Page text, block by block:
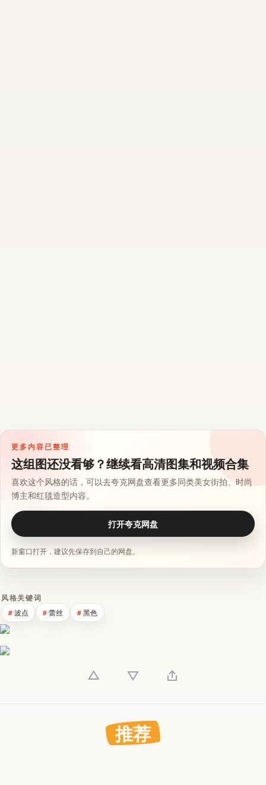
更多内容已整理
这组图还没看够？继续看高清图集和视频合集
喜欢这个风格的话，可以去夸克网盘查看更多同类美女街拍、时尚
博主和红毯造型内容。
打开夸克网盘
新窗口打开，建议先保存到自己的网盘。
风格关键词
波点 蕾丝 黑色
推荐